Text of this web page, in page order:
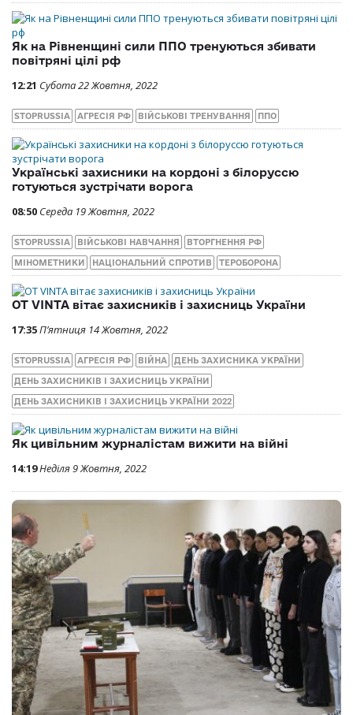
Як на Рівненщині сили ППО тренуються збивати
повітряні цілі рф
12:21 Субота 22 Жовтня, 2022
STOPRUSSIA АГРЕСІЯ РФ ВІЙСЬКОВІ ТРЕНУВАННЯ ППО
Українські захисники на кордоні з білоруссю
готуються зустрічати ворога
08:50 Середа 19 Жовтня, 2022
STOPRUSSIA ВІЙСЬКОВІ НАВЧАННЯ ВТОРГНЕННЯ РФ
МІНОМЕТНИКИ НАЦІОНАЛЬНИЙ СПРОТИВ ТЕРОБОРОНА
OT VINTA вітає захисників і захисниць України
17:35П’ятниця 14 Жовтня, 2022
STOPRUSSIA АГРЕСІЯ РФ ВІЙНА ДЕНЬ ЗАХИСНИКА УКРАЇНИ
ДЕНЬ ЗАХИСНИКІВ І ЗАХИСНИЦЬ УКРАЇНИ
ДЕНЬ ЗАХИСНИКІВ І ЗАХИСНИЦЬ УКРАЇНИ 2022
Як цивільним журналістам вижити на війні
14:19Неділя 9 Жовтня, 2022